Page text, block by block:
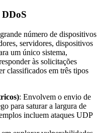
número de dispositivos
servidores, dispositivos
um único sistema,
às solicitações
classificados em três tipos
: Envolvem o envio de
para saturar a largura de
incluem ataques UDP